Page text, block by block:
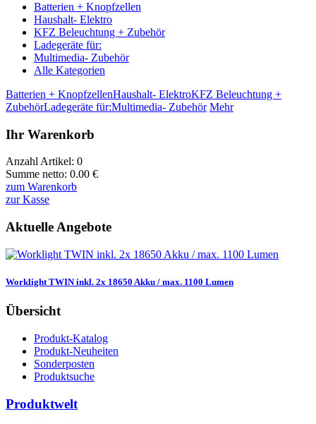
Batterien + Knopfzellen
Haushalt- Elektro
KFZ Beleuchtung + Zubehör
Ladegeräte für:
Multimedia- Zubehör
Alle Kategorien
Batterien + KnopfzellenHaushalt- ElektroKFZ Beleuchtung +
ZubehörLadegeräte für:Multimedia- Zubehör Mehr
Ihr Warenkorb
Anzahl Artikel: 0
Summe netto: 0.00 €
zum Warenkorb
zur Kasse
Aktuelle Angebote
Worklight TWIN inkl. 2x 18650 Akku / max. 1100 Lumen
Übersicht
Produkt-Katalog
Produkt-Neuheiten
Sonderposten
Produktsuche
Produktwelt